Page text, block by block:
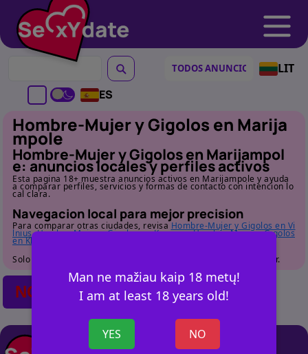
LIT
ES
Man ne mažiau kaip 18 metų!
I am at least 18 years old!
YES NO
Hombre-Mujer y Gigolos en Marija
mpole
Hombre-Mujer y Gigolos en Marijampol
e: anuncios locales y perfiles activos
Esta pagina 18+ muestra anuncios activos en Marijampole y ayuda
a comparar perfiles, servicios y formas de contacto con intencion lo
cal clara.
Navegacion local para mejor precision
Para comparar otras ciudades, revisaHombre-Mujer y Gigolos en Vi
lnius,Hombre-Mujer y Gigolos en KaunasyHombre-Mujer y Gigolos
en Klaipeda
Solo para adultos. Revisa el perfil con detalle antes de contactar.
NO POSTS FOUND
+ ANUNCIO